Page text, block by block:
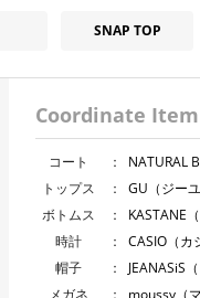
SNAP TOP
Coordinate Item
コート ：
NATURAL
トップス
：
GU（ジー
ボトムス
：
KASTANE
時計
：
CASIO（カ
帽子
：
JEANASiS
メガネ
：
moussy（